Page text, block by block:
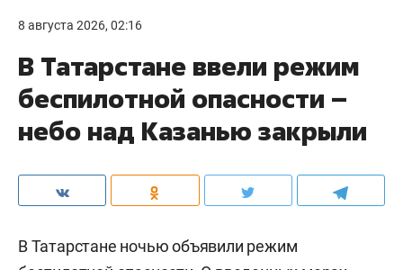
8 августа 2026, 02:16
В Татарстане ввели режим
беспилотной опасности –
небо над Казанью закрыли
В Татарстане ночью объявили режим